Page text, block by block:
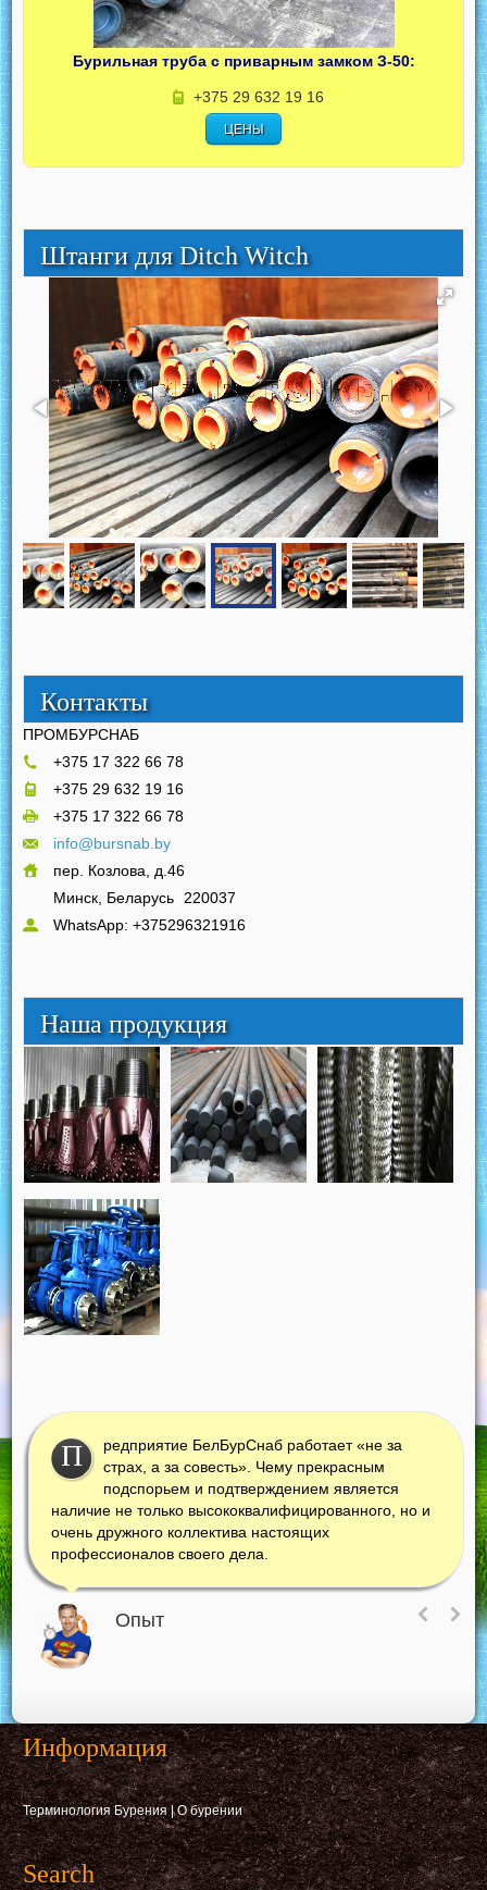
Бурильная труба с приварным замком З-50:
+375 29 632 19 16
ЦЕНЫ
Штанги для Ditch Witch
Контакты
ПРОМБУРСНАБ
+375 17 322 66 78
+375 29 632 19 16
+375 17 322 66 78
info@bursnab.by
пер. Козлова, д.46
Минск, Беларусь 220037
WhatsApp: +375296321916
Наша продукция
П
редприятие БелБурСнаб работает «не за
страх, а за совесть». Чему прекрасным
подспорьем и подтверждением является
наличие не только высококвалифицированного, но и
очень дружного коллектива настоящих
профессионалов своего дела.
Опыт
Информация
Терминология Бурения|О бурении
Search